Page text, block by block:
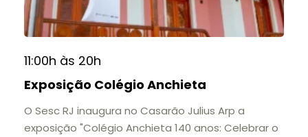
11:00h às 20h
Exposição Colégio Anchieta
O Sesc RJ inaugura no Casarão Julius Arp a
exposição "Colégio Anchieta 140 anos: Celebrar o